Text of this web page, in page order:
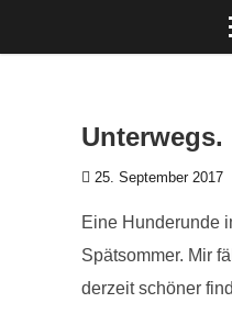
Unterwegs.
25. September 2017
Eine Hunderunde
Spätsommer. Mir
derzeit schöner